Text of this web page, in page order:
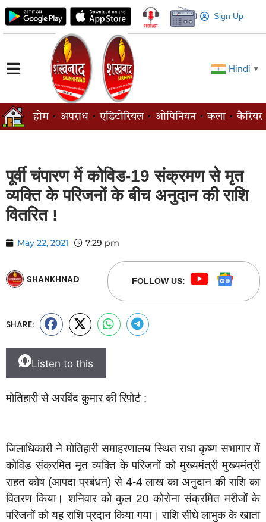
Sign Up
Hindi ▼
होम अपराध एडिटोरियल ओपिनियन कला कैरियर
पूर्वी चंपारण में कोविड-19 संक्रमण से मृत
व्यक्ति के परिजनों के बीच अनुदान की राशि
वितरित !
May 22, 2021 7:29 pm
SHANKHNAD FOLLOW US:
SHARE:
Listen to this
मोतिहारी से अरविंद कुमार की रिपोर्ट :
जिलाधिकारी ने मोतिहारी समाहरणालय स्थित राधा कृष्ण सभागार में
कोविड संक्रमित मृत व्यक्ति के परिजनों को मुख्यमंत्री मुख्यमंत्री
राहत कोष (आपदा प्रबंधन) से 4-4 लाख का अनुदान की राशि का
वितरण किया। शनिवार को कुल 20 कोरोना संक्रमित मरीजों के
परिजनों को यह राशि प्रदान किया गया। राशि सीधे लाभुक के खाता